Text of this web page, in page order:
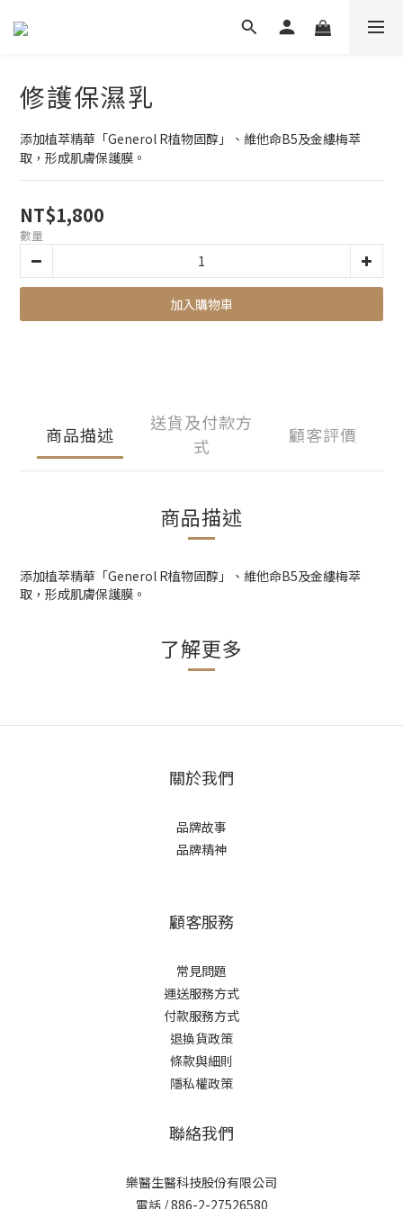
修護保濕乳
添加植萃精華「Generol R植物固醇」、維他命B5及金縷梅萃
取，形成肌膚保護膜。
NT$1,800
數量
加入購物車
商品描述
送貨及付款方
式
顧客評價
商品描述
添加植萃精華「Generol R植物固醇」、維他命B5及金縷梅萃
取，形成肌膚保護膜。
了解更多
關於我們
品牌故事
品牌精神
顧客服務
常見問題
運送服務方式
付款服務方式
退換貨政策
條款與細則
隱私權政策
聯絡我們
樂醫生醫科技股份有限公司
電話 / 886-2-27526580